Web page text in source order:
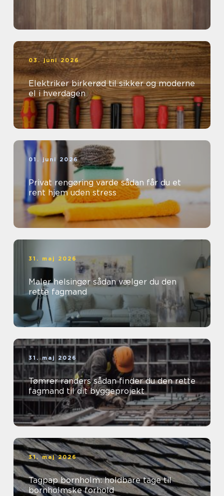
03. juni 2026
Elektriker birkerød til sikker og moderne
el i hverdagen
01. juni 2026
Privat rengøring varde sådan får du et
rent hjem uden stress
31. maj 2026
Maler helsingør sådan vælger du den
rette fagmand
31. maj 2026
Tømrer randers sådan finder du den rette
fagmand til dit byggeprojekt
31. maj 2026
Tagpap bornholm: holdbare tage til
bornholmske forhold